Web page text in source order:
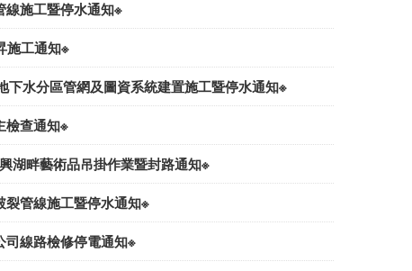
線施工暨停水通知※
施工通知※
下水分區管網及圖資系統建置施工暨停水通知※
檢查通知※
湖畔藝術品吊掛作業暨封路通知※
裂管線施工暨停水通知※
司線路檢修停電通知※